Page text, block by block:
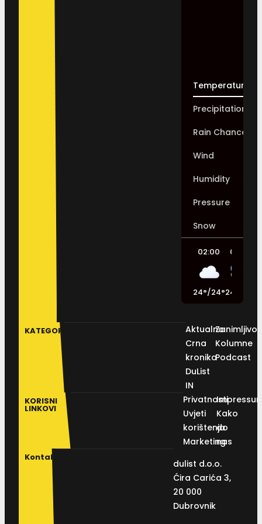
Temperature
Precipitation
Rain Chance
Wind
Humidity
Pressure
Snow
02:00
24°/24°
05:00
24
KATEGORIJE
Aktualno
Crna
kronika
DuList
IN
Kolumne
Podcast
KORISNI
LINKOVI
Privatnosti
Uvjeti
korištenja
Marketing
Kako
do
nas
Kontakt
dulist d.o.o.
Ćira Carića 3,
20 000
Dubrovnik